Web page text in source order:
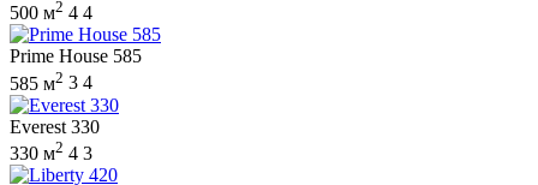
500 м2 4 4
Prime House 585
585 м2 3 4
Everest 330
330 м2 4 3